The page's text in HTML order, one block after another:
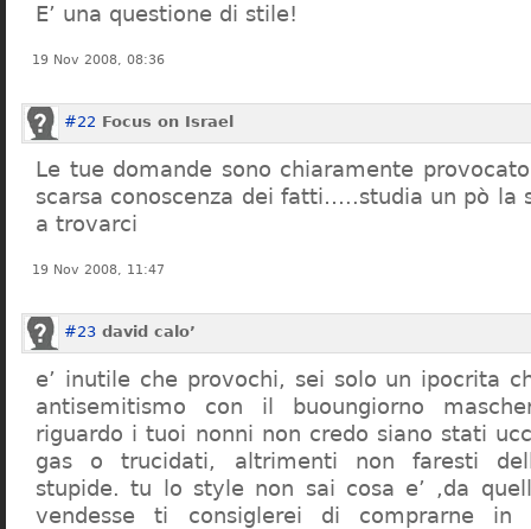
E’ una questione di stile!
19 Nov 2008, 08:36
#22 Focus on Israel
Le tue domande sono chiaramente
scarsa conoscenza dei fatti…..studia un pò la
a trovarci
19 Nov 2008, 11:47
#23 david calo’
e’ inutile che provochi, sei solo un ipocrita
antisemitismo con il buoungiorno
riguardo i tuoi nonni non credo siano stati
gas o trucidati, altrimenti non faresti
stupide. tu lo style non sai cosa e’ ,da
vendesse ti consiglerei di comprarne in